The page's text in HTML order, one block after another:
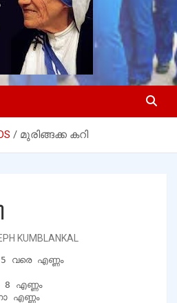
മുരിങ്ങക്ക കറി
KUMBLANKAL
വരെ എണ്ണം
എണ്ണം
എണ്ണം